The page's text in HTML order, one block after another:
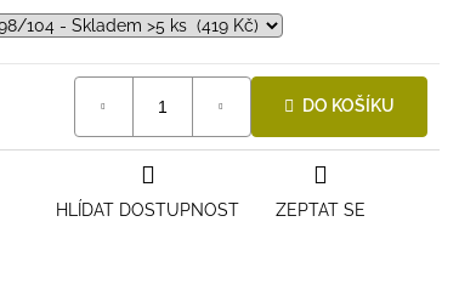
DO KOŠÍKU
ZEPTAT SE
HLÍDAT DOSTUPNOST